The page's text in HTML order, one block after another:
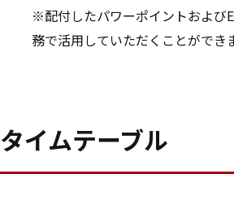
※配付したパワーポイントおよび
務で活用していただくことができ
タイムテーブル